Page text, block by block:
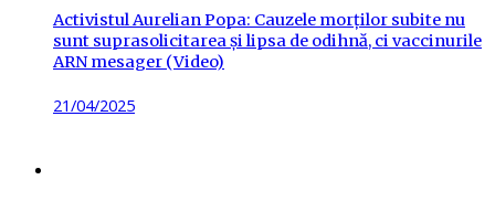
Activistul Aurelian Popa: Cauzele morților subite nu
sunt suprasolicitarea și lipsa de odihnă, ci vaccinurile
ARN mesager (Video)
Posted
21/04/2025